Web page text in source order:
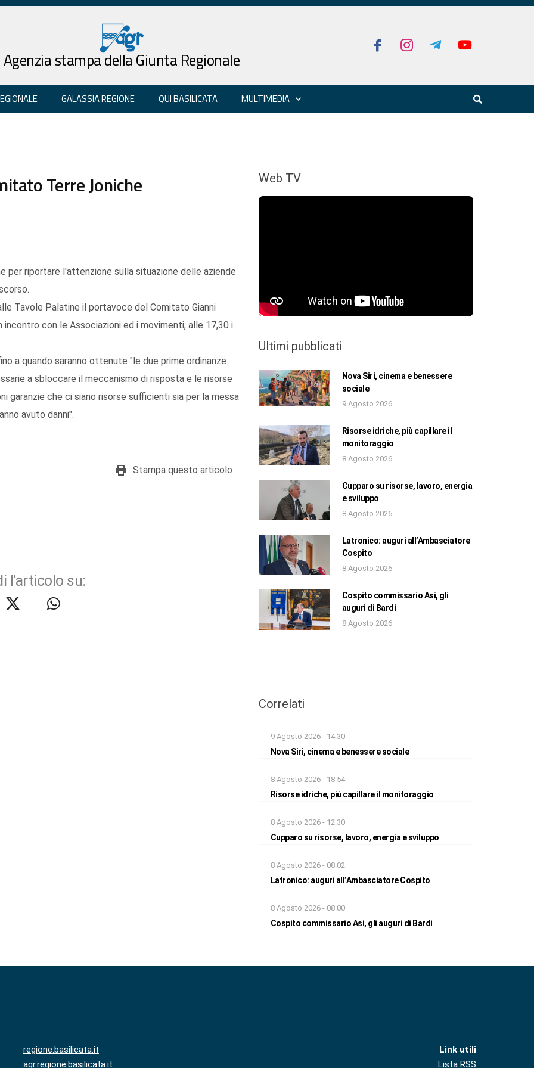
Agenzia stampa della Giunta Regionale
GALASSIA REGIONE QUI BASILICATA MULTIMEDIA
Terre Joniche
per riportare l'attenzione sulla situazione delle aziende
Tavole Palatine il portavoce del Comitato Gianni
con le Associazioni ed i movimenti, alle 17,30 i
a quando saranno ottenute "le due prime ordinanze
a sbloccare il meccanismo di risposta e le risorse
garanzie che ci siano risorse sufficienti sia per la messa
avuto danni".
Stampa questo articolo
l'articolo su:
Web TV
Ultimi pubblicati
Nova Siri, cinema e benessere
sociale
9 Agosto 2026
Risorse idriche, più capillare il
monitoraggio
8 Agosto 2026
Cupparo su risorse, lavoro, energia
e sviluppo
8 Agosto 2026
Latronico: auguri all’Ambasciatore
Cospito
8 Agosto 2026
Cospito commissario Asi, gli
auguri di Bardi
8 Agosto 2026
Correlati
9 Agosto 2026 - 14:30
Nova Siri, cinema e benessere sociale
8 Agosto 2026 - 18:54
Risorse idriche, più capillare il monitoraggio
8 Agosto 2026 - 12:30
Cupparo su risorse, lavoro, energia e sviluppo
8 Agosto 2026 - 08:02
Latronico: auguri all’Ambasciatore Cospito
8 Agosto 2026 - 08:00
Cospito commissario Asi, gli auguri di Bardi
regione.basilicata.it
agr.regione.basilicata.it
Link utili
Lista RSS